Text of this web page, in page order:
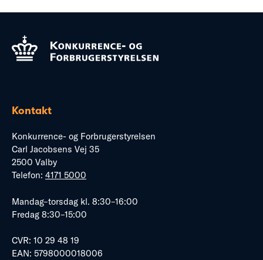
Kontakt
Konkurrence- og Forbrugerstyrelsen
Carl Jacobsens Vej 35
2500 Valby
Telefon: 4171 5000
Mandag–torsdag kl. 8:30–16:00
Fredag 8:30–15:00
CVR: 10 29 48 19
EAN: 5798000018006